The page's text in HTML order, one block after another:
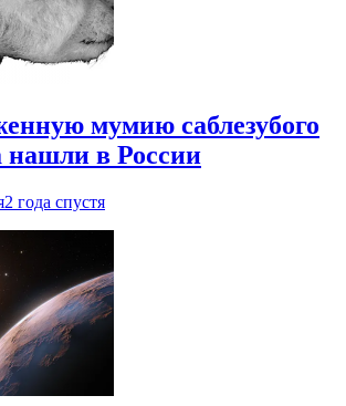
мумию саблезубого
нашли в России
2 года спустя